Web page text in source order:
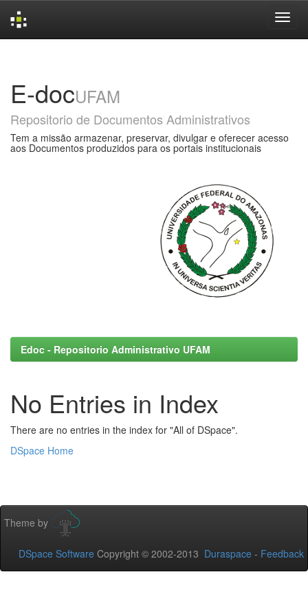
E-docUFAM
Repositorio de Documentos Administrativos
Tem a missão armazenar, preservar, divulgar e oferecer acesso
aos Documentos produzidos para os portais institucionais
Edoc - Repositorio Administrativo UFAM
No Entries in Index
There are no entries in the index for "All of DSpace".
DSpace Home
Theme by
DSpace Software Copyright © 2002-2013 Duraspace - Feedback